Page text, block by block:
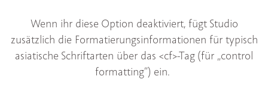
Wenn ihr diese Option deaktiviert, fügt Studio
zusätzlich die Formatierungsinformationen für typisch
asiatische Schriftarten über das <cf>-Tag (für „control
formatting“) ein.